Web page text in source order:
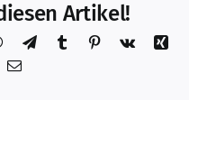
Artikel!
WhatsApp
TelegramTumblr Pinterest
Vk
Xing
E-